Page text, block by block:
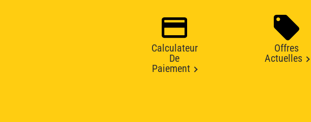
Calculateur
De
Paiement
Offres
Actuelles